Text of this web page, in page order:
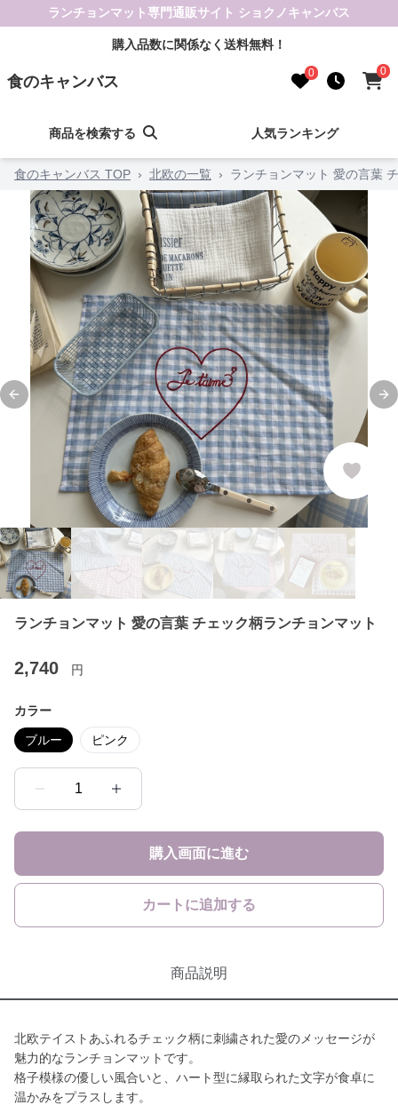
ランチョンマット専門通販サイト ショクノキャンバス
購入品数に関係なく送料無料！
食のキャンバス 0 0
商品を検索する 人気ランキング
食のキャンバス TOP › 北欧の一覧 › ランチョンマット 愛の言葉
Previous slide
ランチョンマット 愛の言葉 チェック柄ランチョンマット
2,740 円
カラー
ブルー ピンク
1
購入画面に進む
カートに追加する
商品説明
北欧テイストあふれるチェック柄に刺繍された愛のメッセージが
魅力的なランチョンマットです。
格子模様の優しい風合いと、ハート型に縁取られた文字が食卓に
温かみをプラスします。